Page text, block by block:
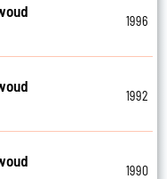
1996
1992
1990